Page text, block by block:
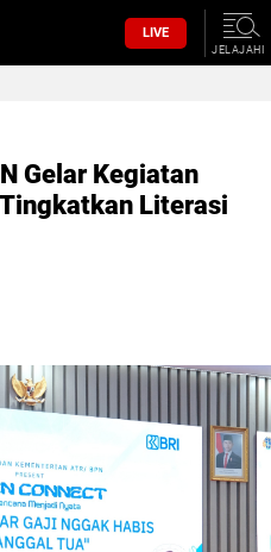
LIVE
JELAJAHI
Gelar Kegiatan
Literasi